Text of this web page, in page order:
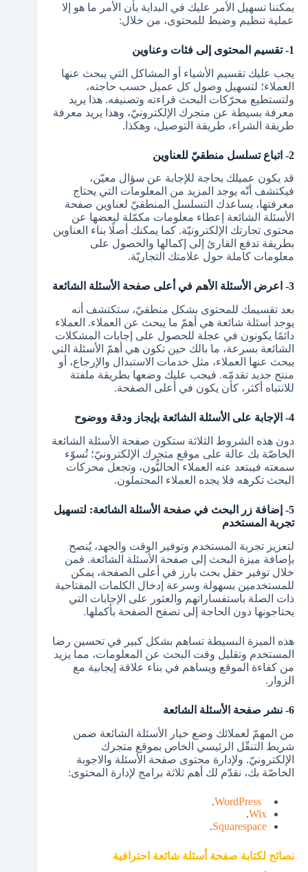
يمكننا تسهيل الأمر عليك في البداية بأن الأمر ما هو إلا
عملية تنظيم وضبط للمحتوى، من خلال:
1- تقسيم المحتوى إلى فئات وعناوين
يجب عليك تقسيم الأشياء أو المشاكل التي يبحث عنها
العملاء؛ لتسهيل وصول كل عميل حسب حاجته،
ولتستطيع محرّكات البحث قراءته وتصنيفه. هذا يريد
معرفة بسيطة عن متجرك الإلكترونيّ، وهذا يريد معرفة
طريقة الشراء، طريقة التوصيل، وهكذا.
2- اتباع تسلسل منطقيّ للعناوين
قد يكون عميلك بحاجة للإجابة عن سؤال معيّن،
فيكتشف أنّه يوجد المزيد من المعلومات التي يحتاج
معرفتها، يساعدك التسلسل المنطقيّ لعناوين صفحة
الأسئلة الشائعة إعطاء معلومات مكمّلة لبعضها عن
محتوى تجارتك الإلكترونيّة. كما يمكنك أصلًا بناء العناوين
بطريقة تدفع القارئ إلى إكمالها والحصول على
معلومات كاملة حول علامتك التجاريّة.
3- اعرض الأسئلة الأهم في أعلى صفحة الأسئلة الشائعة
بعد تقسيمك للمحتوى بشكل منطقيّ، ستكتشف أنه
يوجد أسئلة شائعة هي أهمّ ما يبحث عن العملاء. العملاء
دائمًا يكونون في عجلة للحصول على إجابات المشكلات
الشائعة بسرعة، ما بالك حين تكون هي أهمّ الأسئلة التي
يبحث عنها العملاء، مثل خدمات الاستبدال والإرجاع، أو
منتج جديد تقدمّه. فيجب عليك وضعها بطريقة ملفتة
للانتباه أكثر، كأن يكون في أعلى الصفحة.
4- الإجابة على الأسئلة الشائعة بإيجاز ودقة ووضوح
دون هذه الشروط الثلاثة ستكون صفحة الأسئلة الشائعة
الخاصّة بك عالة على موقع متجرك الإلكترونيّ؛ تُسوّء
سمعته فيبتعد عنه العملاء الحاليُّون، وتجعل محركات
البحث تكرهه فلا يجده العملاء المحتملون.
5- إضافة زر البحث في صفحة الأسئلة الشائعة: لتسهيل
تجربة المستخدم
لتعزيز تجربة المستخدم وتوفير الوقت والجهد، يُنصح
بإضافة ميزة البحث إلى صفحة الأسئلة الشائعة. فمن
خلال توفير حقل بحث بارز في أعلى الصفحة، يمكن
للمستخدمين بسهولة وسرعة إدخال الكلمات المفتاحية
ذات الصلة باستفساراتهم والعثور على الإجابات التي
يحتاجونها دون الحاجة إلى تصفح الصفحة بأكملها.
هذه الميزة البسيطة تساهم بشكل كبير في تحسين رضا
المستخدم وتقليل وقت البحث عن المعلومات، مما يزيد
من كفاءة الموقع ويساهم في بناء علاقة إيجابية مع
الزوار.
6- نشر صفحة الأسئلة الشائعة
من المهمّ لعملائك وضع خيار الأسئلة الشائعة ضمن
شريط التنقّل الرئيسي الخاص بموقع متجرك
الإلكترونيّ. ولإدارة محتوى صفحة الأسئلة والاجوبة
الخاصّة بك، نقدّم لك أهم ثلاثة برامج لإدارة المحتوى:
WordPress
.
Wix
.
Squarespace
.
نصائح لكتابة صفحة أسئلة شائعة احترافية